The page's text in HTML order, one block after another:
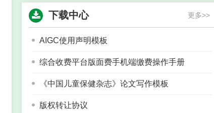
2021-05-28
2021年中国儿童保健杂志出刊计划
2020-10-13
2020年中国儿童保健杂志出刊计划
2018-09-13
下载中心 更多>>
AIGC使用声明模板
综合收费平台版面费手机端缴费操作手册
《中国儿童保健杂志》论文写作模板
版权转让协议